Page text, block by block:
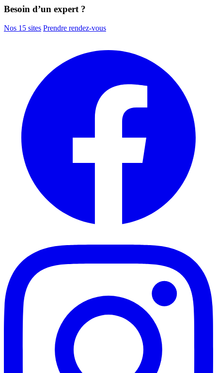
Besoin d’un expert ?
Nos 15 sites Prendre rendez-vous